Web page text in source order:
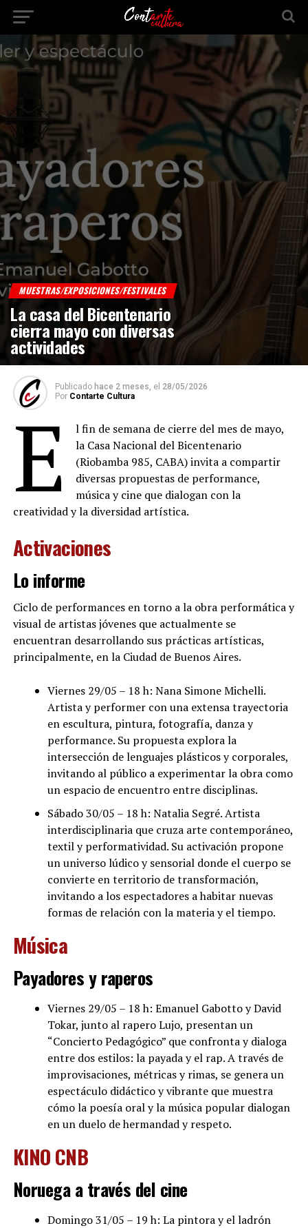
MUESTRAS/EXPOSICIONES/FESTIVALES
La casa del Bicentenario
cierra mayo con diversas
actividades
Publicado hace 2 meses, el 28/05/2026
Por Contarte Cultura
E
l fin de semana de cierre del mes de mayo,
la Casa Nacional del Bicentenario
(Riobamba 985, CABA) invita a compartir
diversas propuestas de performance,
música y cine que dialogan con la
creatividad y la diversidad artística.
Activaciones
Lo informe
Ciclo de performances en torno a la obra performática y
visual de artistas jóvenes que actualmente se
encuentran desarrollando sus prácticas artísticas,
principalmente, en la Ciudad de Buenos Aires.
Viernes 29/05 – 18 h: Nana Simone Michelli.
Artista y performer con una extensa trayectoria
en escultura, pintura, fotografía, danza y
performance. Su propuesta explora la
intersección de lenguajes plásticos y corporales,
invitando al público a experimentar la obra como
un espacio de encuentro entre disciplinas.
Sábado 30/05 – 18 h: Natalia Segré. Artista
interdisciplinaria que cruza arte contemporáneo,
textil y performatividad. Su activación propone
un universo lúdico y sensorial donde el cuerpo se
convierte en territorio de transformación,
invitando a los espectadores a habitar nuevas
formas de relación con la materia y el tiempo.
Música
Payadores y raperos
Viernes 29/05 – 18 h: Emanuel Gabotto y David
Tokar, junto al rapero Lujo, presentan un
“Concierto Pedagógico” que confronta y dialoga
entre dos estilos: la payada y el rap. A través de
improvisaciones, métricas y rimas, se genera un
espectáculo didáctico y vibrante que muestra
cómo la poesía oral y la música popular dialogan
en un duelo de hermandad y respeto.
KINO CNB
Noruega a través del cine
Domingo 31/05 – 19 h: La pintora y el ladrón